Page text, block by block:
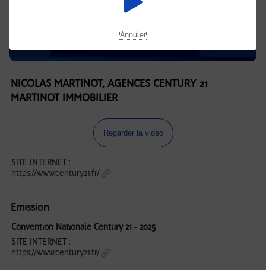
NICOLAS MARTINOT, AGENCES CENTURY 21
MARTINOT IMMOBILIER
Regarder la vidéo
SITE INTERNET :
https://www.century21.fr/
Emission
Convention Nationale Century 21 - 2025
SITE INTERNET :
https://www.century21.fr/
Annuler